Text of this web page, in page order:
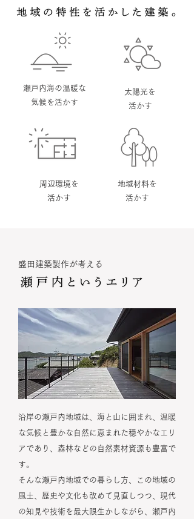
瀬戸内海の温暖な
気候を活かす
周辺環境を
活かす
太陽光を
活かす
地域材料を
活かす
盛田建築製作が考える
沿岸の瀬戸内地域は、海と山に囲まれ、温暖
な気候と豊かな自然に恵まれた穏やかなエリ
アであり、森林などの自然素材資源も豊富で
す。
そんな瀬戸内地域での暮らし方、この地域の
風土、歴史や文化も改めて見直しつつ、現代
の知見や技術を最大限生かしながら、瀬戸内